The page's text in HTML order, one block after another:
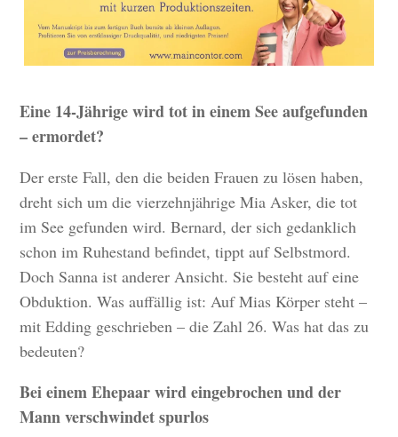
Eine 14-Jährige wird tot in einem See aufgefunden
– ermordet?
Der erste Fall, den die beiden Frauen zu lösen haben,
dreht sich um die vierzehnjährige Mia Asker, die tot
im See gefunden wird. Bernard, der sich gedanklich
schon im Ruhestand befindet, tippt auf Selbstmord.
Doch Sanna ist anderer Ansicht. Sie besteht auf eine
Obduktion. Was auffällig ist: Auf Mias Körper steht –
mit Edding geschrieben – die Zahl 26. Was hat das zu
bedeuten?
Bei einem Ehepaar wird eingebrochen und der
Mann verschwindet spurlos